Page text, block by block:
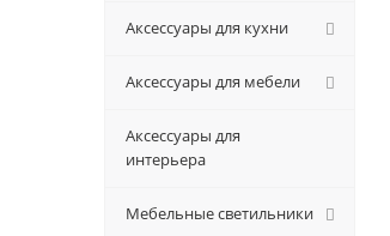
Аксессуары для кухни
Аксессуары для мебели
Аксессуары для
интерьера
Мебельные светильники